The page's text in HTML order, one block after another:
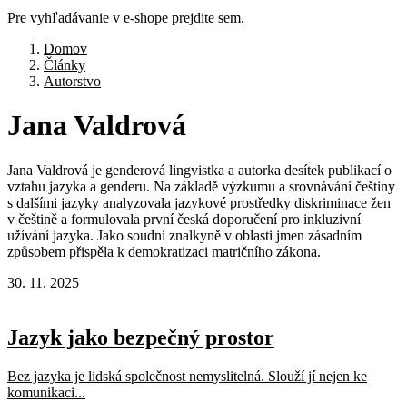
Pre vyhľadávanie v e-shope prejdite sem.
Domov
Články
Autorstvo
JanaValdrová
Jana Valdrová je genderová lingvistka a autorka desítek publikací o
vztahu jazyka a genderu. Na základě výzkumu a srovnávání češtiny
s dalšími jazyky analyzovala jazykové prostředky diskriminace žen
v češtině a formulovala první česká doporučení pro inkluzivní
užívání jazyka. Jako soudní znalkyně v oblasti jmen zásadním
způsobem přispěla k demokratizaci matričního zákona.
30. 11. 2025
Jazyk jako bezpečný prostor
Bez jazyka je lidská společnost nemyslitelná. Slouží jí nejen ke
komunikaci...